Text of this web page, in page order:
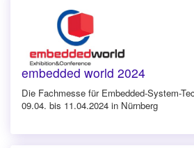
embedded world 2024
Die Fachmesse für Embedded-System-
09.04. bis 11.04.2024 in Nürnberg